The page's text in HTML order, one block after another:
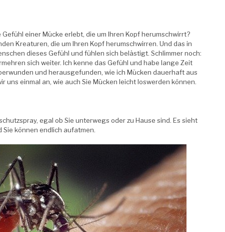
einer Mücke erlebt, die um Ihren Kopf herumschwirrt?
Kreaturen, die um Ihren Kopf herumschwirren. Und das in
dieses Gefühl und fühlen sich belästigt. Schlimmer noch:
sich weiter. Ich kenne das Gefühl und habe lange Zeit
und herausgefunden, wie ich Mücken dauerhaft aus
uns einmal an, wie auch Sie Mücken leicht loswerden können.
egal ob Sie unterwegs oder zu Hause sind. Es sieht
können endlich aufatmen.